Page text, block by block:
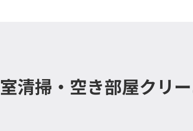
清掃・空き部屋クリ